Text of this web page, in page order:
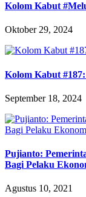
Kolom Kabut
Oktober 29, 2024
Kolom Kabut
September 18, 2024
Pujianto:
Bagi Pelaku
Agustus 10, 2021